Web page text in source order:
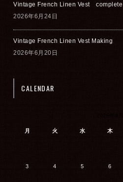
Vintage French Linen Vest complete
2026年6月24日
Vintage French Linen Vest Making
2026年6月20日
CALENDAR
月 火 水 木
3 4 5 6